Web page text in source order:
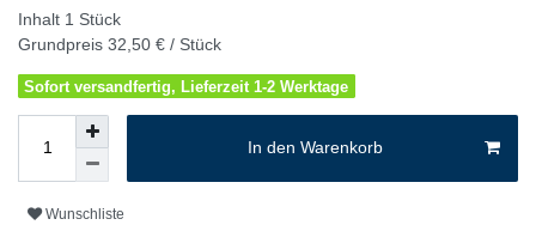
Inhalt 1 Stück
Grundpreis 32,50 € / Stück
Sofort versandfertig, Lieferzeit 1-2 Werktage
In den Warenkorb
Wunschliste